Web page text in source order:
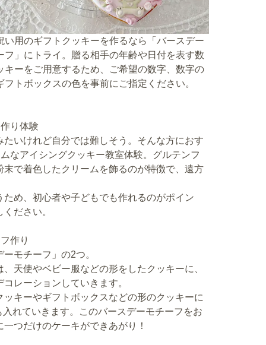
い用のギフトクッキーを作るなら「バースデー
フ」にトライ。贈る相手の年齢や日付を表す数
キーをご用意するため、ご希望の数字、数字の
フトボックスの色を事前にご指定ください。
り体験
いけれど自分では難しそう。そんな方におす
なアイシングクッキー教室体験。グルテンフ
で着色したクリームを飾るのが特徴で、遠方
め、初心者や子どもでも作れるのがポイン
ださい。
作り
モチーフ」の2つ。
天使やベビー服などの形をしたクッキーに、
レーションしていきます。
キーやギフトボックスなどの形のクッキーに
れていきます。このバースデーモチーフをお
つだけのケーキができあがり！